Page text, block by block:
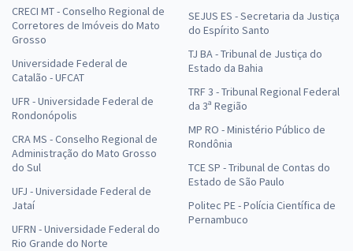
CRECI MT - Conselho Regional de
Corretores de Imóveis do Mato
Grosso
Universidade Federal de
Catalão - UFCAT
UFR - Universidade Federal de
Rondonópolis
CRA MS - Conselho Regional de
Administração do Mato Grosso
do Sul
UFJ - Universidade Federal de
Jataí
UFRN - Universidade Federal do
Rio Grande do Norte
SEJUS ES - Secretaria da Justiça
do Espírito Santo
TJ BA - Tribunal de Justiça do
Estado da Bahia
TRF 3 - Tribunal Regional Federal
da 3ª Região
MP RO - Ministério Público de
Rondônia
TCE SP - Tribunal de Contas do
Estado de São Paulo
Politec PE - Polícia Científica de
Pernambuco